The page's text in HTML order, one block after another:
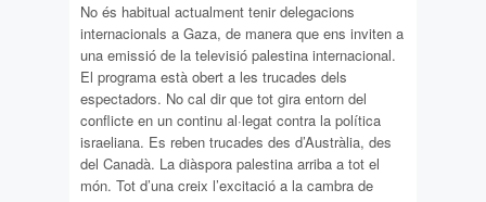
No és habitual actualment tenir delegacions
internacionals a Gaza, de manera que ens inviten a
una emissió de la televisió palestina internacional.
El programa està obert a les trucades dels
espectadors. No cal dir que tot gira entorn del
conflicte en un continu al·legat contra la política
israeliana. Es reben trucades des d’Austràlia, des
del Canadà. La diàspora palestina arriba a tot el
món. Tot d’una creix l’excitació a la cambra de